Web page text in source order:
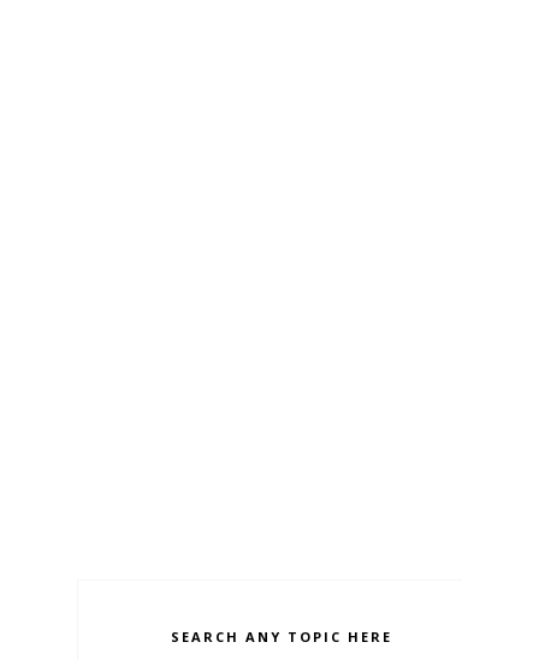
SEARCH ANY TOPIC HERE